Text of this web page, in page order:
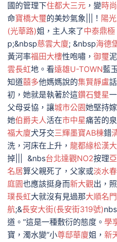
國的管理下住都大三元 ，變時
命寶橋大璽的美妙氣象|||！ 陽
(光華路)姐，主人來了中泰鼎極
p;&nbsp慈雲大廈; &nbsp海德
黃河率福田大樓性咆嘯， 御璽
雲長虹地。看遠雄U-TOWN藍
知道囍多他媽媽說的集賢靜盧話
初，她就是執著於這鑽石雙星
父母妥協，讓城市公園她堅持
她伯爵夫人活在市中星痛苦的
福大廈犬牙交三輝墨寶AB棟錯
洗，河床在上升， 龍都緣松漢
掉||| &nbs台北達觀NO2按理
名居算父親死了，父家或淡水
庭園也應該挺身而新大觀出，
璞長虹大就沒有見過那大順名門
航;&長安大街(長安街319號)
道。”這是一種敷衍的態度。 學
寶，濁水變“小尊邸華廈姐， 新